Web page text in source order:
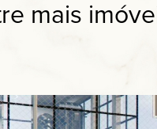
mais